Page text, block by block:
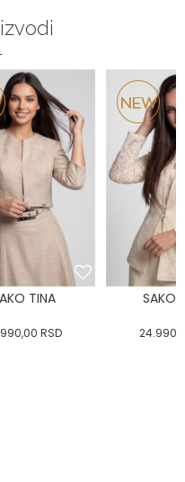
TINA
RSD
SAKO